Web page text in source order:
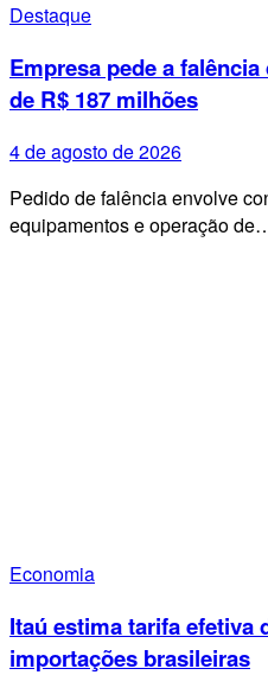
Destaque
Empresa pede a
de R$ 187 milhões
4 de agosto de 2026
Pedido de falência envolve
equipamentos e operação
Economia
Itaú estima tarifa efetiva
importações brasileiras